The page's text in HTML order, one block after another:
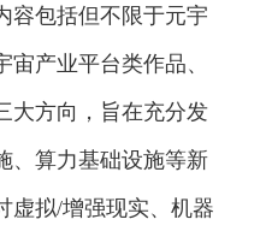
包括但不限于元宇
产业平台类作品、
大方向，旨在充分发
、算力基础设施等新
虚拟/增强现实、机器